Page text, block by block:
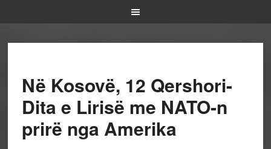
Në Kosovë, 12 Qershori-
Dita e Lirisë me NATO-n
prirë nga Amerika